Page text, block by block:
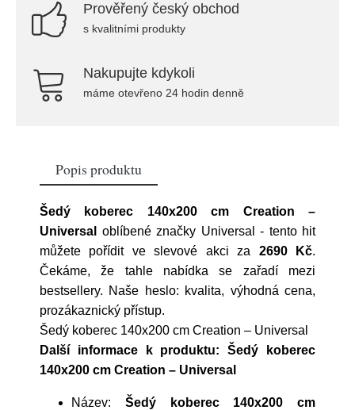
Prověřený český obchod
s kvalitními produkty
Nakupujte kdykoli
máme otevřeno 24 hodin denně
Popis produktu
Šedý koberec 140x200 cm Creation –
Universal
oblíbené značky Universal
- tento hit
můžete pořídit ve slevové akci za 2690 Kč.
Čekáme, že tahle nabídka se zařadí mezi
bestsellery. Naše heslo: kvalita, výhodná cena,
prozákaznický přístup.
Šedý koberec 140x200 cm Creation – Universal
Další informace k produktu: Šedý koberec
140x200 cm Creation – Universal
Název: Šedý koberec 140x200 cm